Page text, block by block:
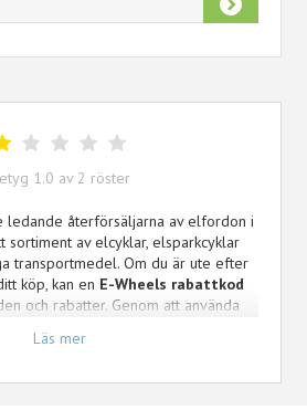
1.0 av 2 röster
ledande återförsäljarna av elfordon i
sortiment av elcyklar, elsparkcyklar
transportmedel. Om du är ute efter
köp, kan en E-Wheels rabattkod
och rabatter. Genom att använda
hållbart val ännu mer prisvärt. Håll
deal på dina favoritprodukter hos E-
Läs mer